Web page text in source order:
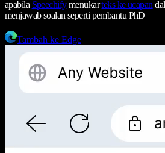
apabila Speechifymenukarteks ke ucapan
menjawab soalan seperti pembantu PhD
Tambah ke Edge